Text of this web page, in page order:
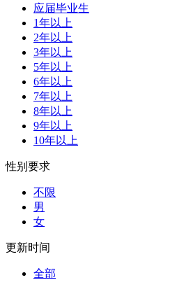
应届毕业生
1年以上
2年以上
3年以上
5年以上
6年以上
7年以上
8年以上
9年以上
10年以上
性别要求
不限
男
女
更新时间
全部